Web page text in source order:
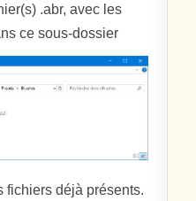
.abr, avec les
ce sous-dossier
fichiers déjà présents.